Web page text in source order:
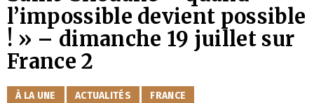
l’impossible devient possible
! » – dimanche 19 juillet sur
France 2
CATÉGORIES
À LA UNE ACTUALITÉS FRANCE